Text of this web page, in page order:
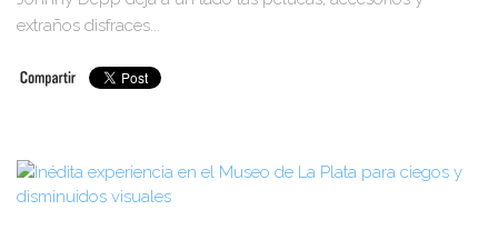
extraños disfraces...